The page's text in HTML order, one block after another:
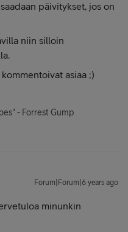
päivitykset, jos on
niin silloin
asiaa ;)
- Forrest Gump
Forum|Forum|6 years ago
minunkin